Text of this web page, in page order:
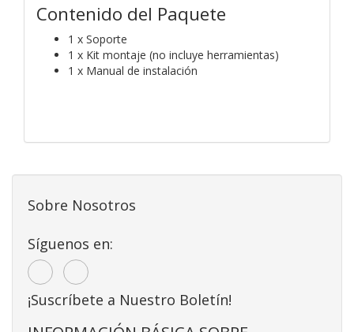
Contenido del Paquete
1 x Soporte
1 x Kit montaje (no incluye herramientas)
1 x Manual de instalación
Sobre Nosotros
Síguenos en:
¡Suscríbete a Nuestro Boletín!